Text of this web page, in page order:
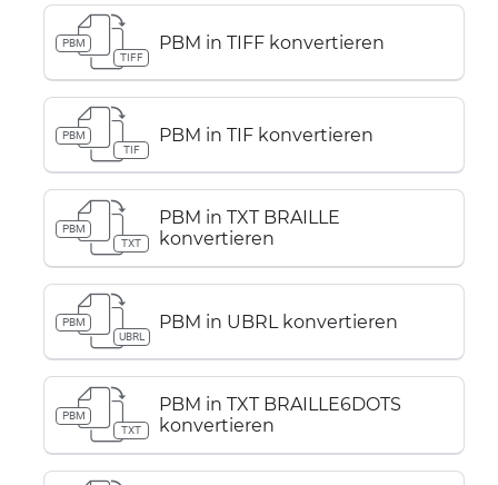
PBM
TIFF
PBM in TIFF konvertieren
PBM
TIF
PBM in TIF konvertieren
PBM
TXT
PBM in TXT BRAILLE
konvertieren
PBM
UBRL
PBM in UBRL konvertieren
PBM
TXT
PBM in TXT BRAILLE6DOTS
konvertieren